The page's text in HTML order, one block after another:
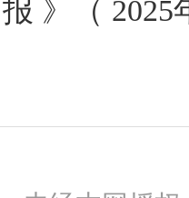
（ 2025